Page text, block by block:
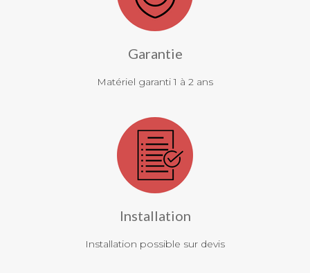
Garantie
Matériel garanti 1 à 2 ans
Installation
Installation possible sur devis